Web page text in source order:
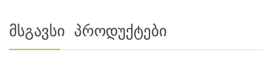
მსგავსი პროდუქტები